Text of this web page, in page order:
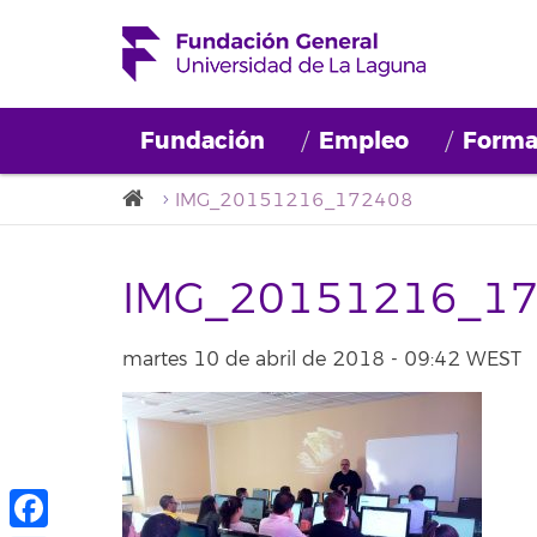
Fundación Empleo
IMG_20151216_172408
martes 10 de abril de 2018 - 09:42 WEST